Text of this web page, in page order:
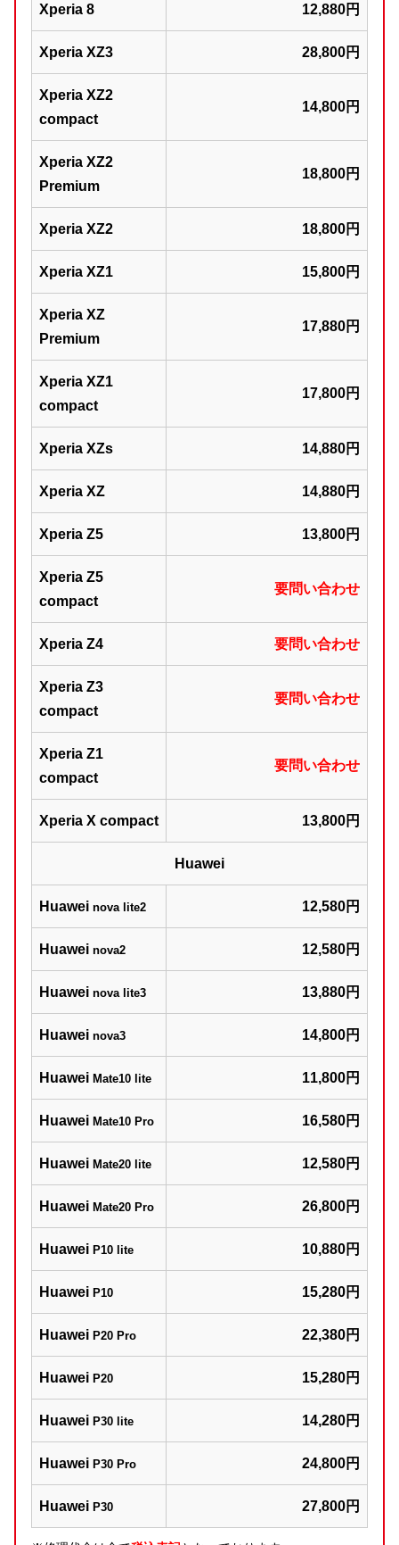
Xperia 8 12,880円
Xperia XZ3 28,800円
Xperia XZ2
compact
14,800円
Xperia XZ2
Premium
18,800円
Xperia XZ2 18,800円
Xperia XZ1 15,800円
Xperia XZ
Premium
17,880円
Xperia XZ1
compact
17,800円
Xperia XZs 14,880円
Xperia XZ 14,880円
Xperia Z5 13,800円
Xperia Z5
compact
要問い合わせ
Xperia Z4 要問い合わせ
Xperia Z3
compact
要問い合わせ
Xperia Z1
compact
要問い合わせ
Xperia X compact 13,800円
Huawei
Huawei nova lite2 12,580円
Huawei nova2 12,580円
Huawei nova lite3 13,880円
Huawei nova3 14,800円
Huawei Mate10 lite 11,800円
Huawei Mate10 Pro 16,580円
Huawei Mate20 lite 12,580円
Huawei Mate20 Pro 26,800円
Huawei P10 lite 10,880円
Huawei P10 15,280円
Huawei P20 Pro 22,380円
Huawei P20 15,280円
Huawei P30 lite 14,280円
Huawei P30 Pro 24,800円
Huawei P30 27,800円